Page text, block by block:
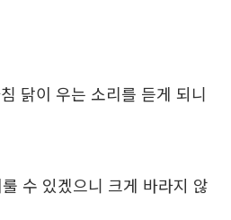
닭이 우는 소리를 듣게 되니
수 있겠으니 크게 바라지 않